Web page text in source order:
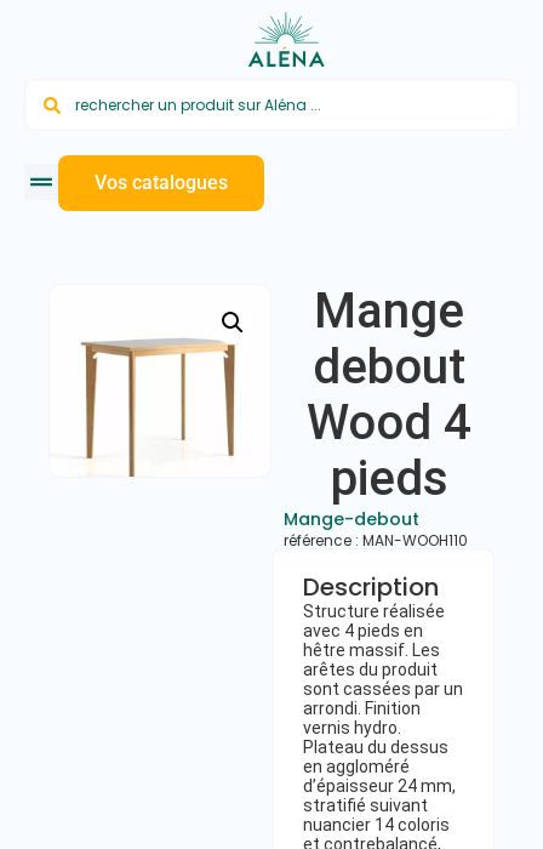
Vos catalogues
Mange
debout
Wood 4
pieds
Mange-debout
référence : MAN-WOOH110
Description
Structure réalisée
avec 4 pieds en
hêtre massif. Les
arêtes du produit
sont cassées par un
arrondi. Finition
vernis hydro.
Plateau du dessus
en aggloméré
d’épaisseur 24 mm,
stratifié suivant
nuancier 14 coloris
et contrebalancé,